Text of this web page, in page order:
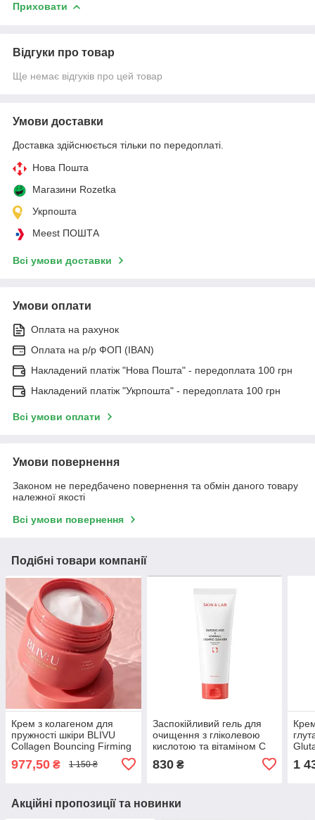
Приховати
Відгуки про товар
Ще немає відгуків про цей товар
Умови доставки
Доставка здійснюється тільки по передоплаті.
Нова Пошта
Магазини Rozetka
Укрпошта
Meest ПОШТА
Всі умови доставки
Умови оплати
Оплата на рахунок
Оплата на р/р ФОП (IBAN)
Накладений платіж "Нова Пошта" - передоплата 100 грн
Накладений платіж "Укрпошта" - передоплата 100 грн
Всі умови оплати
Умови повернення
Законом не передбачено повернення та обмін даного товару
належної якості
Всі умови повернення
Подібні товари компанії
Крем з колагеном для
пружності шкіри BLIVU
Collagen Bouncing Firming
977,50 ₴ 1 150 ₴
Заспокійливий гель для
очищення з гліколевою
кислотою та вітаміном C
Vitamin C Calming
830₴ 1
Акційні пропозиції та новинки